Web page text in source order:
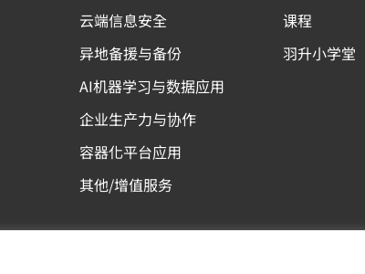
云端信息安全
异地备援与备份
AI机器学习与数据应用
企业生产力与协作
容器化平台应用
其他/增值服务
课程
羽升小学堂